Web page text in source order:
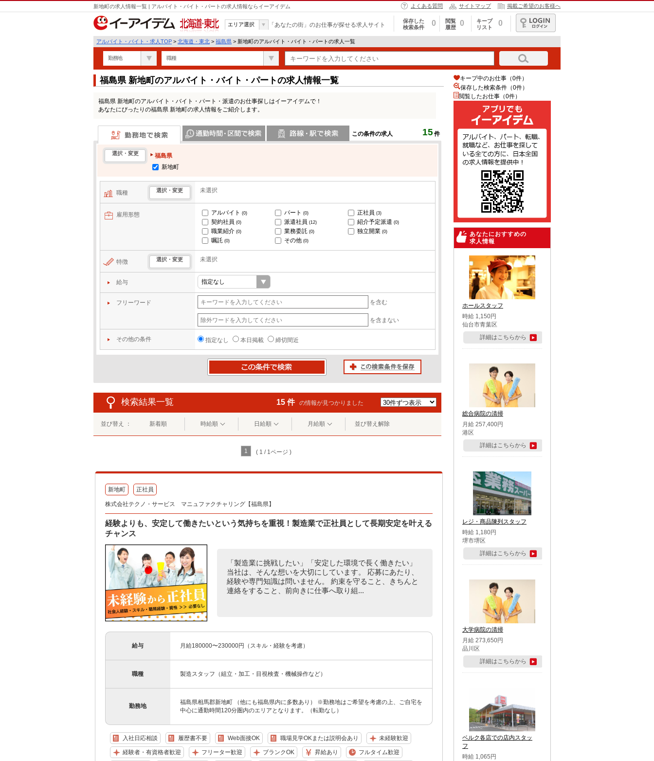
新地町の求人情報一覧 | アルバイト・バイト・パートの求人情報ならイーアイデム よくある質問 サイトマップ 掲載ご希望のお客様へ
北海道・東北
エリア選択 「あなたの街」のお仕事が探せる求人サイト
保存した
検索条件
0
閲覧
履歴
0
キープ
リスト
0
ログイン
アルバイト・バイト・求人TOP > 北海道・東北 > 福島県 > 新地町のアルバイト・バイト・パートの求人一覧
勤務地 職種
福島県 新地町のアルバイト・バイト・パートの求人情報一覧
福島県 新地町のアルバイト・バイト・パート・派遣のお仕事探しはイーアイデムで！
あなたにぴったりの福島県 新地町の求人情報をご紹介します。
この条件の求人 15 件
勤務地で検索
選択・変更
福島県
新地町
職種 選択・変更 未選択
雇用形態 アルバイト (0) パート (0) 正社員 (3)
契約社員 (0) 派遣社員 (12) 紹介予定派遣 (0)
職業紹介 (0) 業務委託 (0) 独立開業 (0)
嘱託 (0) その他 (0)
特徴 選択・変更 未選択
給与
フリーワード を含む
を含まない
その他の条件 指定なし 本日掲載 締切間近
検索結果一覧 15 件 の情報が見つかりました
並び替え ： 新着順 時給順 日給順 月給順 並び替え解除
1 ( 1 / 1ページ )
新地町 正社員
株式会社テクノ・サービス マニュファクチャリング【福島県】
経験よりも、安定して働きたいという気持ちを重視！製造業で正社員として長期安定を叶える
チャンス
「製造業に挑戦したい」「安定した環境で長く働きたい」
当社は、そんな想いを大切にしています。 応募にあたり、
経験や専門知識は問いません。 約束を守ること、きちんと
連絡をすること、前向きに仕事へ取り組...
給与 月給180000〜230000円（スキル・経験を考慮）
職種 製造スタッフ（組立・加工・目視検査・機械操作など）
勤務地
福島県相馬郡新地町 （他にも福島県内に多数あり） ※勤務地はご希望を考慮の上、ご自宅を
中心に通勤時間120分圏内のエリアとなります。（転勤なし）
入社日応相談 履歴書不要 Web面接OK 職場見学OKまたは説明会あり 未経験歓迎
経験者・有資格者歓迎 フリーター歓迎 ブランクOK 昇給あり フルタイム歓迎
キープ中のお仕事（0件）
保存した検索条件（0件）
閲覧したお仕事（0件）
あなたにおすすめの
求人情報
ホールスタッフ
時給 1,150円
仙台市青葉区
詳細はこちらから
総合病院の清掃
月給 257,400円
港区
詳細はこちらから
レジ・商品陳列スタッフ
時給 1,180円
堺市堺区
詳細はこちらから
大学病院の清掃
月給 273,650円
品川区
詳細はこちらから
ベルク各店での店内スタッ
フ
時給 1,065円